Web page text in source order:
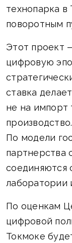
технопарка
поворотным
Этот проект
цифровую
ставка
не на импорт
производство.
По модели
партнерства
соединяются
лаборатории
По оценкам
цифровой
Токмоке